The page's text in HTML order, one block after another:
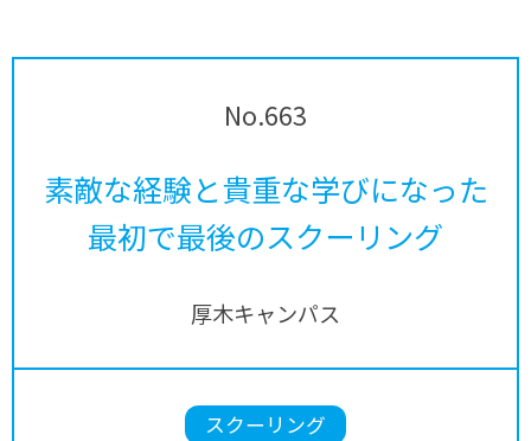
No.663
素敵な経験と貴重な学びになった
最初で最後のスクーリング
厚木キャンパス
スクーリング